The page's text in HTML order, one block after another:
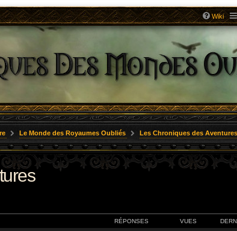
Wiki
Le Monde des Royaumes Oubliés Les Chroniques des Aventures
RÉPONSES VUES